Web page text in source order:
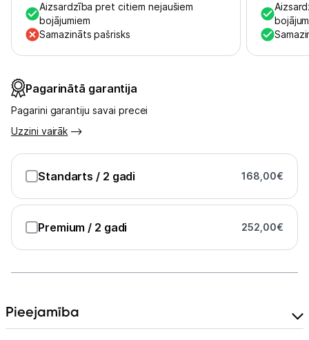
Uzņēmumiem
Kontakti
Informācija
Aizsardzība pret citiem nejaušiem
bojājumiem
Samazināts pašrisks
Pagarinātā garantija
Pagarini garantiju savai precei
Uzzini vairāk
Standarts / 2 gadi 168,00€
Premium / 2 gadi 252,00€
Pieejamība